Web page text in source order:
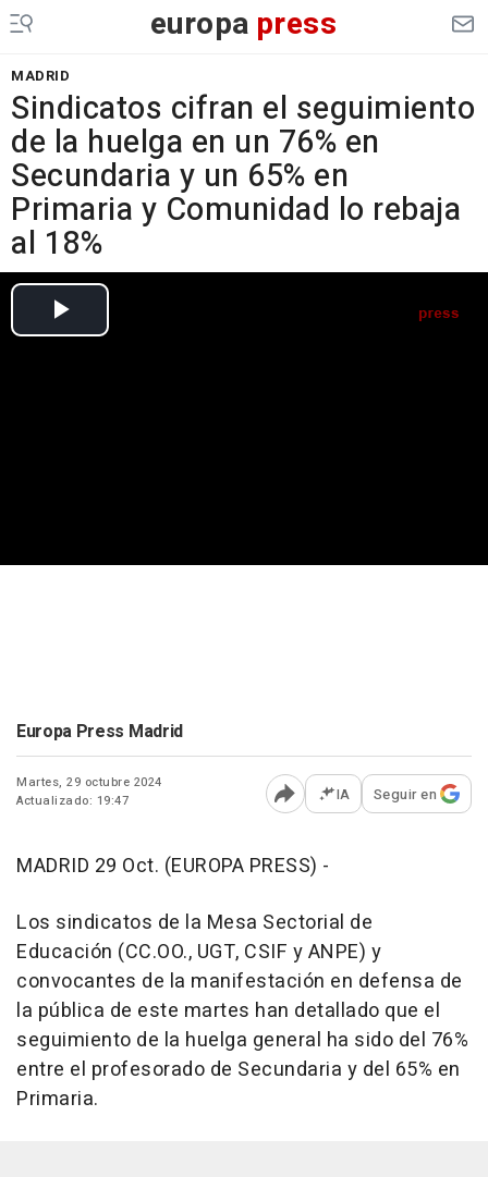
europa press
MADRID
Sindicatos cifran el seguimiento
de la huelga en un 76% en
Secundaria y un 65% en
Primaria y Comunidad lo rebaja
al 18%
Europa Press Madrid
Martes, 29 octubre 2024
Actualizado: 19:47
Abrir opciones para
IA Seguir en
MADRID 29 Oct. (EUROPA PRESS) -
Los sindicatos de la Mesa Sectorial de
Educación (CC.OO., UGT, CSIF y ANPE) y
convocantes de la manifestación en defensa de
la pública de este martes han detallado que el
seguimiento de la huelga general ha sido del 76%
entre el profesorado de Secundaria y del 65% en
Primaria.